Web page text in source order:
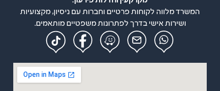
המשרד מלווה לקוחות פרטיים וחברות עם ניסיון, מקצועיות
ושירות אישי בדרך לפתרונות משפטיים מותאמים.